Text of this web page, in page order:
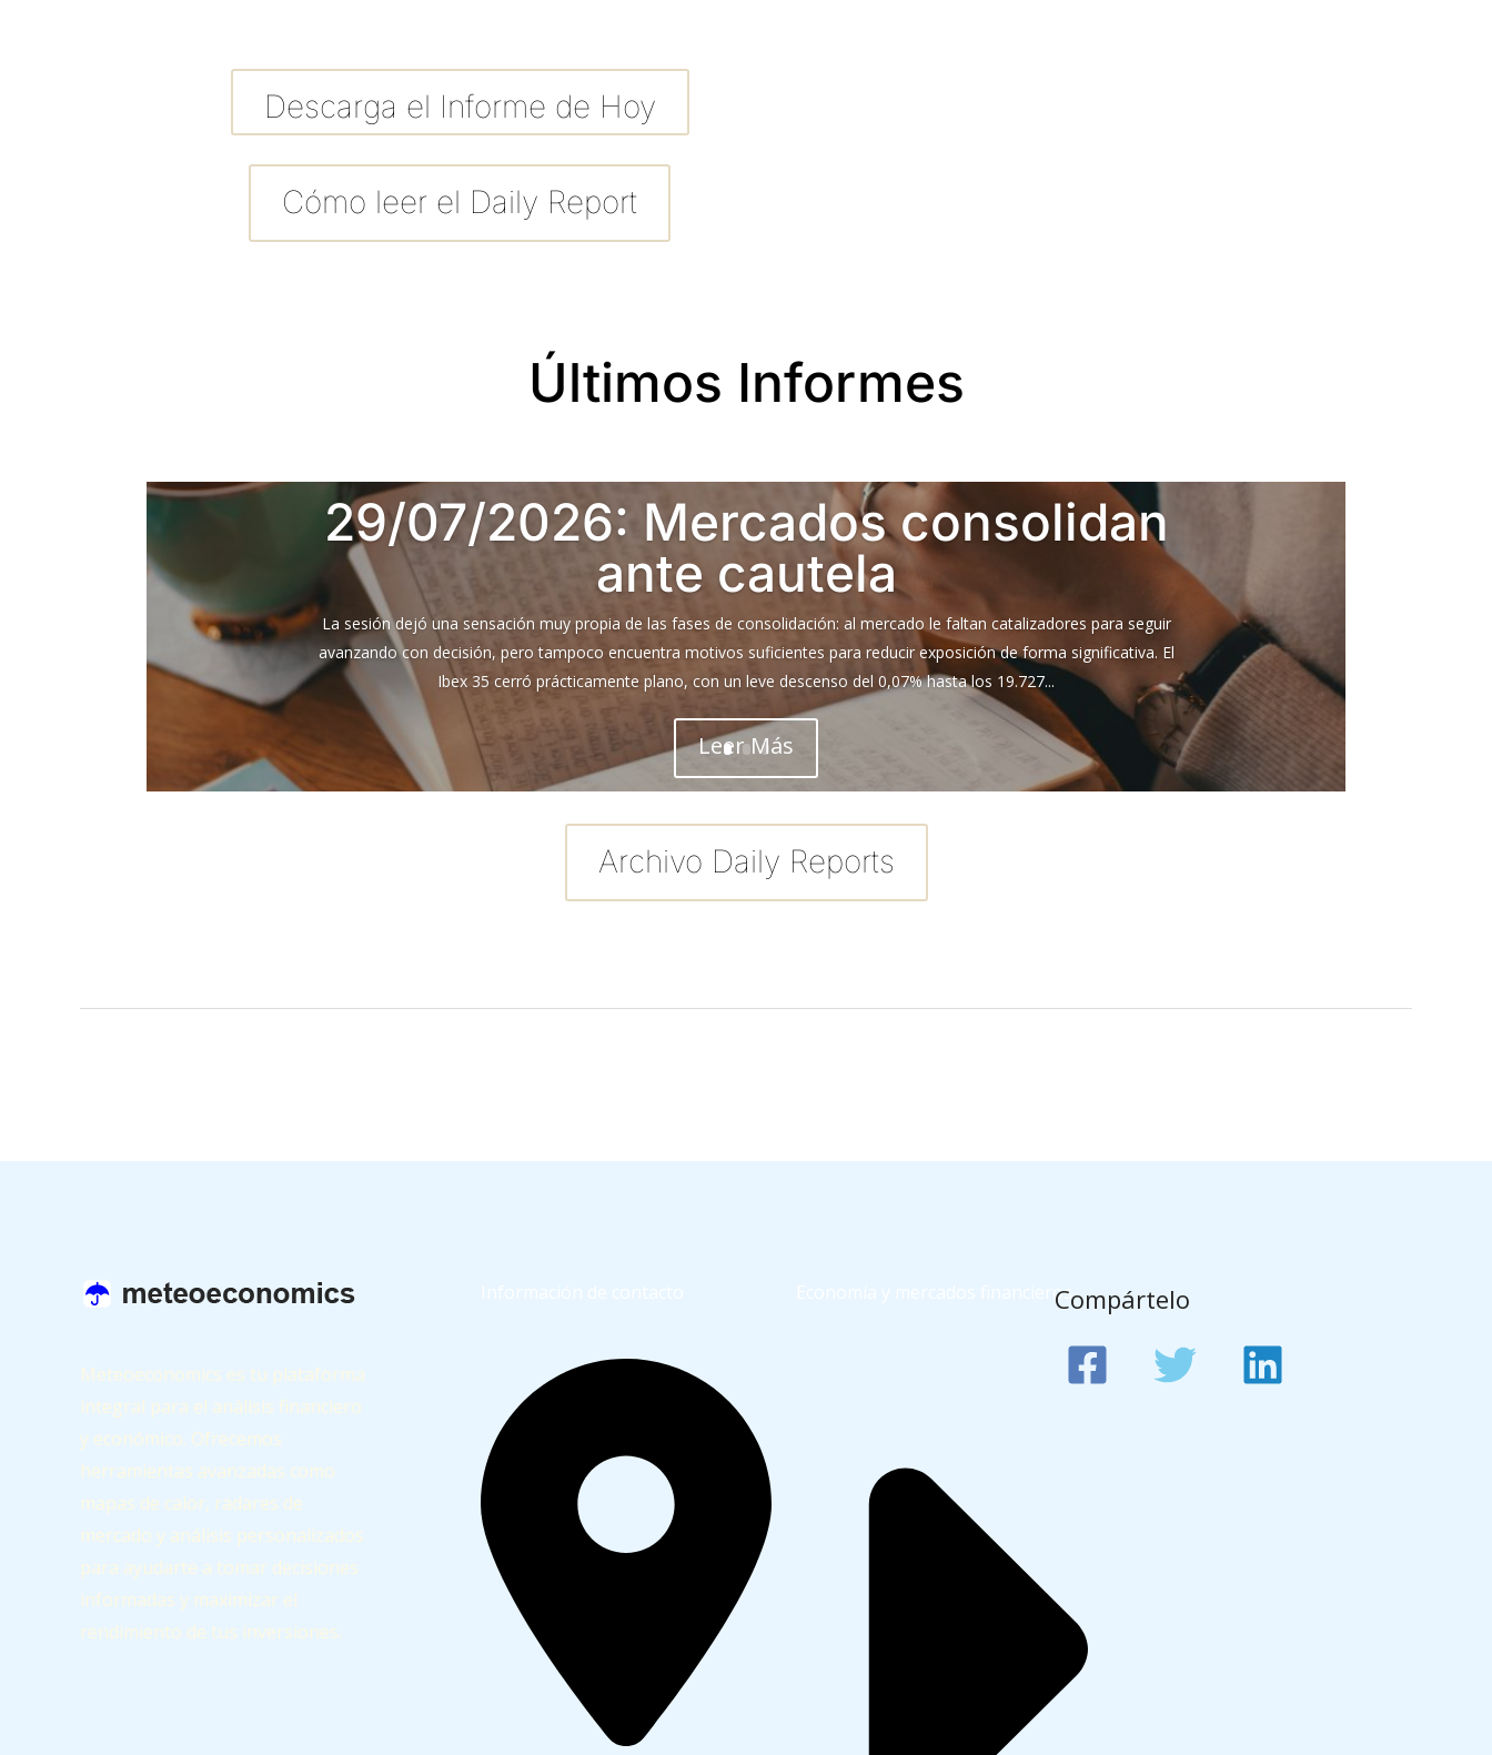
Descarga el Informe de Hoy
Cómo leer el Daily Report
Últimos Informes
29/07/2026: Mercados consolidan
ante cautela
La sesión dejó una sensación muy propia de las fases de consolidación: al mercado le faltan catalizadores para seguir
avanzando con decisión, pero tampoco encuentra motivos suficientes para reducir exposición de forma significativa. El
Ibex 35 cerró prácticamente plano, con un leve descenso del 0,07% hasta los 19.727...
Leer Más
Archivo Daily Reports
Meteoeconomics es tu plataforma
integral para el análisis financiero
y económico. Ofrecemos
herramientas avanzadas como
mapas de calor, radares de
mercado y análisis personalizados
para ayudarte a tomar decisiones
informadas y maximizar el
rendimiento de tus inversiones.
Economía y mercados financierosCompártelo